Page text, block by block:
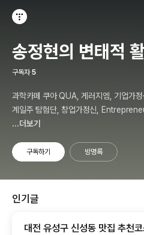
송정현의 변태적
구독자 5
과학카페 쿠아 QUA, 게러지엠, 기업가정
계일주 탐험단, 창업가정신,
칼럼, 저자, 강사, 송정현, Budher Song
...더보기
구독하기 방명록
인기글
대전 유성구 신성동 맛집 추천